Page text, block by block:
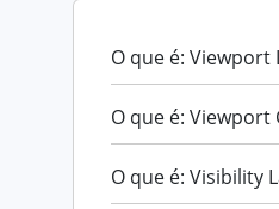
O que é: Viewport
O que é:
O que é: Visibility